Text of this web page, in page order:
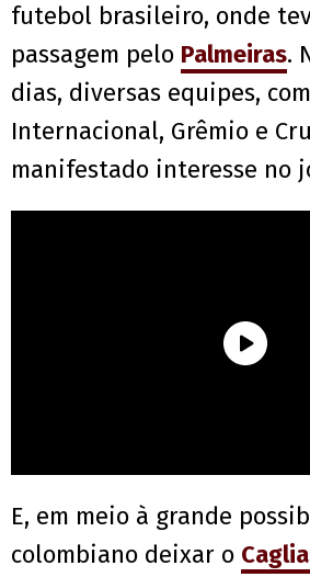
futebol brasileiro, onde
passagem pelo Palmeiras.
dias, diversas equipes,
Internacional, Grêmio e
manifestado interesse no
E, em meio à grande
colombiano deixar o